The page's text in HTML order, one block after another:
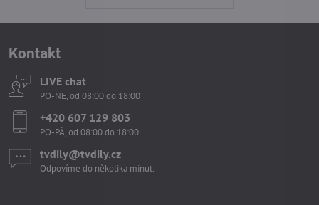
Kontakt
LIVE chat
PO-NE, od 08:00 do 18:00
+420 607 129 803
PO-PÁ, od 08:00 do 18:00
tvdily​@tvdily​.cz
Odpovíme do několika minut.